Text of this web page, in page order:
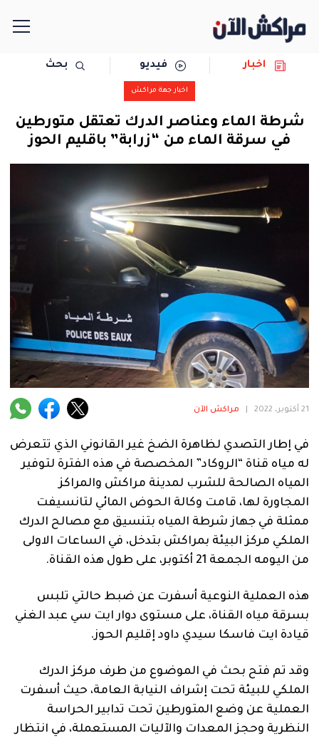
مجتمع
سياسة
حوادث
المرأة
فنية
منوعة
آراء
اخبار فيديو بحث
اخبار جهة مراكش
شرطة الماء وعناصر الدرك تعتقل متورطين
في سرقة الماء من “زرابة” باقليم الحوز
21 أكتوبر، 2022 مراكش الآن
في إطار التصدي لظاهرة الضخ غير القانوني الذي تتعرض
له مياه قناة “الروكاد” المخصصة في هذه الفترة لتوفير
المياه الصالحة للشرب لمدينة مراكش والمراكز
المجاورة لها، قامت وكالة الحوض المائي لتانسيفت
ممثلة في جهاز شرطة المياه بتنسيق مع مصالح الدرك
الملكي مركز البيئة بمراكش بتدخل، في الساعات الاولى
من اليومه الجمعة 21 أكتوبر، على طول هذه القناة.
هذه العملية النوعية أسفرت عن ضبط حالتي تلبس
بسرقة مياه القناة، على مستوى دوار ايت سي عبد الغني
قيادة ايت فاسكا سيدي داود إقليم الحوز.
وقد تم فتح بحث في الموضوع من طرف مركز الدرك
الملكي للبيئة تحت إشراف النيابة العامة، حيث أسفرت
العملية عن وضع المتورطين تحت تدابير الحراسة
النظرية وحجز المعدات والآليات المستعملة، في انتظار